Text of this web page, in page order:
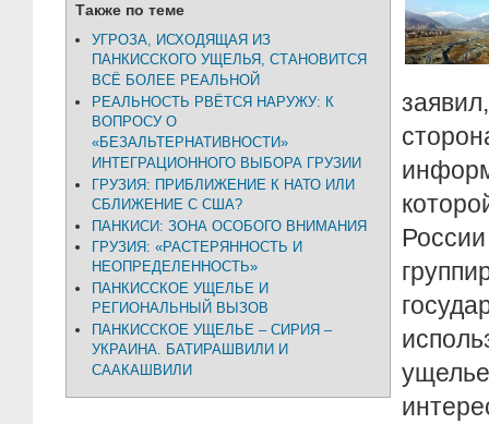
Также по теме
УГРОЗА, ИСХОДЯЩАЯ ИЗ
ПАНКИССКОГО УЩЕЛЬЯ, СТАНОВИТСЯ
ВСЁ БОЛЕЕ РЕАЛЬНОЙ
РЕАЛЬНОСТЬ РВЁТСЯ НАРУЖУ: К
ВОПРОСУ О
«БЕЗАЛЬТЕРНАТИВНОСТИ»
ИНТЕГРАЦИОННОГО ВЫБОРА ГРУЗИИ
ГРУЗИЯ: ПРИБЛИЖЕНИЕ К НАТО ИЛИ
СБЛИЖЕНИЕ С США?
ПАНКИСИ: ЗОНА ОСОБОГО ВНИМАНИЯ
ГРУЗИЯ: «РАСТЕРЯННОСТЬ И
НЕОПРЕДЕЛЕННОСТЬ»
ПАНКИССКОЕ УЩЕЛЬЕ И
РЕГИОНАЛЬНЫЙ ВЫЗОВ
ПАНКИССКОЕ УЩЕЛЬЕ – СИРИЯ –
УКРАИНА. БАТИРАШВИЛИ И
СААКАШВИЛИ